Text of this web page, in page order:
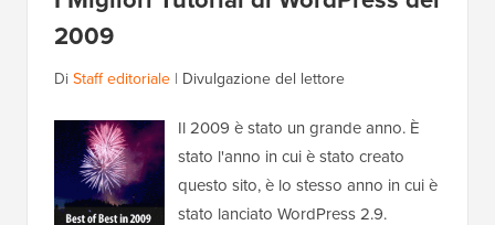
2009
DiStaff editoriale | Divulgazione del lettore
Il 2009 è stato un grande anno. È
stato l'anno in cui è stato creato
questo sito, è lo stesso anno in cui è
stato lanciato WordPress 2.9.